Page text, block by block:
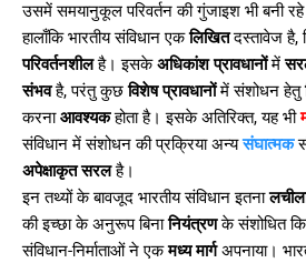
उसमें समयानुकूल परिवर्तन की गुंजाइश भी बनी
हालाँकि भारतीय संविधान एकलिखितदस्तावेज है,
परिवर्तनशीलहै। इसकेअधिकांश प्रावधानोंमें
संभवहै, परंतु कुछविशेष प्रावधानोंमें संशोधन हेतु
करनाआवश्यकहोता है। इसके अतिरिक्त, यह भी
संविधान में संशोधन की प्रक्रिया अन्यसंघात्मक
अपेक्षाकृत सरलहै।
इन तथ्यों के बावजूद भारतीय संविधान इतना
की इच्छा के अनुरूप बिनानियंत्रणके संशोधित
संविधान-निर्माताओं ने एकमध्य मार्गअपनाया।